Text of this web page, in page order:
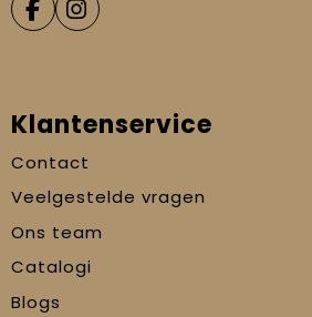
Klantenservice
Contact
Veelgestelde vragen
Ons team
Catalogi
Blogs